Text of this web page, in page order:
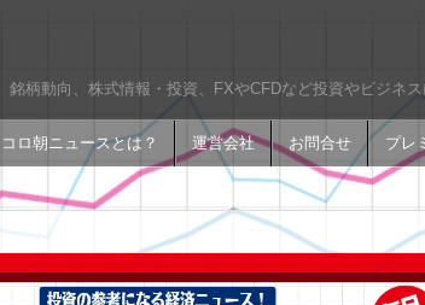
柄動向、株式情報・投資、FXやCFDなど投資やビジネ
コロ朝ニュースとは？ 運営会社 お問合せ プレ